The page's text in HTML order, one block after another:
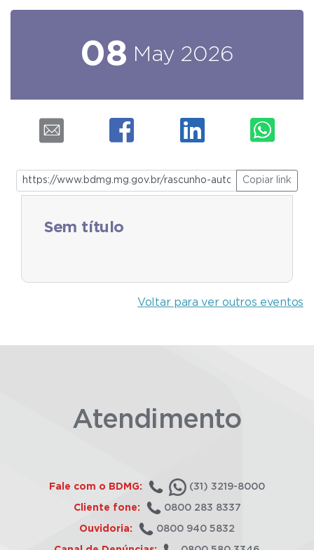
08 May 2026
Copiar link
Sem título
Voltar para ver outros eventos
Atendimento
Fale com o BDMG: (31) 3219-8000
Cliente fone: 0800 283 8337
Ouvidoria: 0800 940 5832